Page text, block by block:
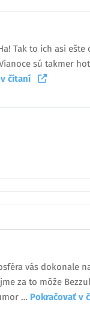
Tak to ich asi
sú takmer
v čítaní
vás dokonale
za to môže
… Pokračovať v